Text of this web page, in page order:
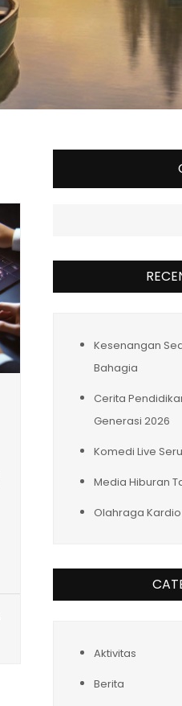
Kesenangan
Bahagia
Cerita
Generasi 2026
Komedi Live
Media Hiburan
Olahraga
Aktivitas
Berita